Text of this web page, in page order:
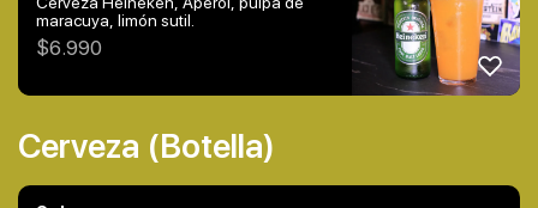
maracuya, limón sutil.
$6.990
Cerveza (Botella)